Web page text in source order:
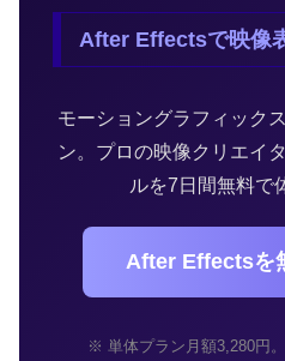
After Effectsで映像
モーショングラフィック
ン。プロの映像クリエイ
ルを7日間無料で
After Effectsを
※ 単体プラン月額3,280円